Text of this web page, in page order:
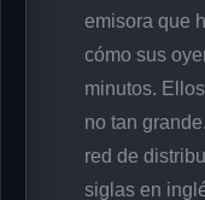
emisora que
cómo sus
minutos.
no tan
red de
siglas en